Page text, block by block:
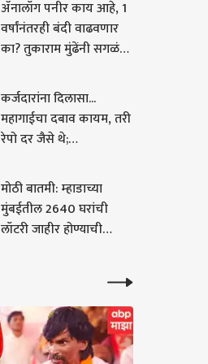
ॲनालॉग पनीर काय आहे, 1
वर्षांनंतरही बंदी वाढवणार
का? तुकाराम मुंढेंनी सगळं
आरोग्याशी तडजोड नाही
कर्जदारांना दिलासा...
महागाईचा दबाव कायम, तरी
रेपो दर जैसे थे;
भूमिका कायम
मोठी बातमी: म्हाडाच्या
मुंबईतील 2640 घरांची
लॉटरी जाहीर होण्याची